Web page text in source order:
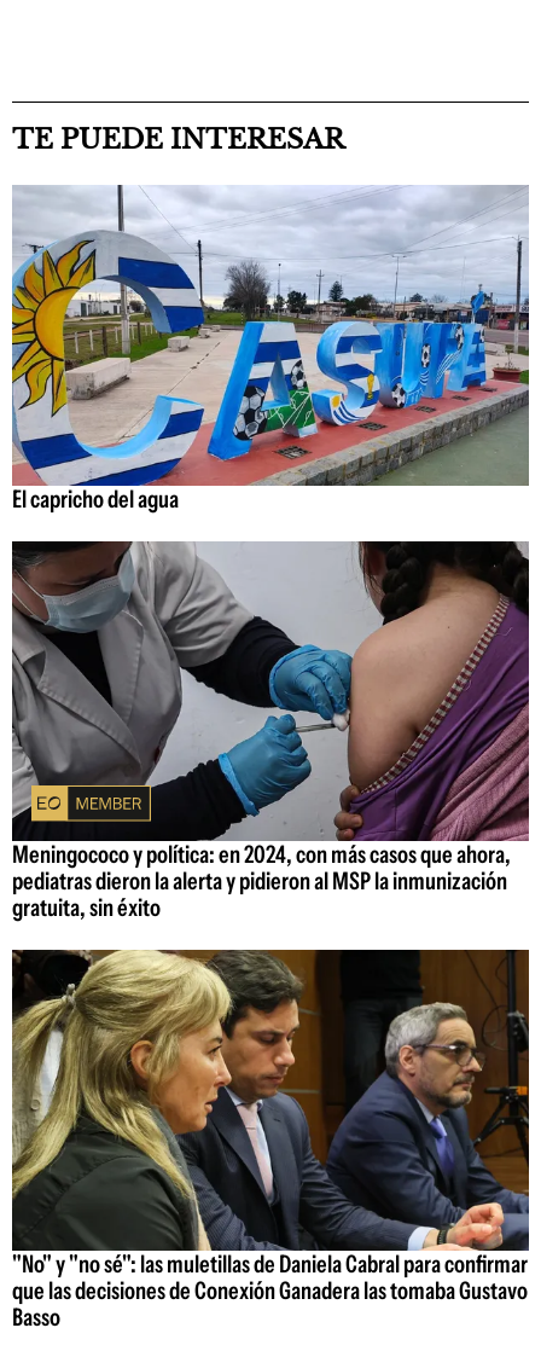
TE PUEDE INTERESAR
El capricho del agua
Meningococo y política: en 2024, con más casos que ahora,
pediatras dieron la alerta y pidieron al MSP la inmunización
gratuita, sin éxito
"No" y "no sé": las muletillas de Daniela Cabral para confirmar
que las decisiones de Conexión Ganadera las tomaba Gustavo
Basso